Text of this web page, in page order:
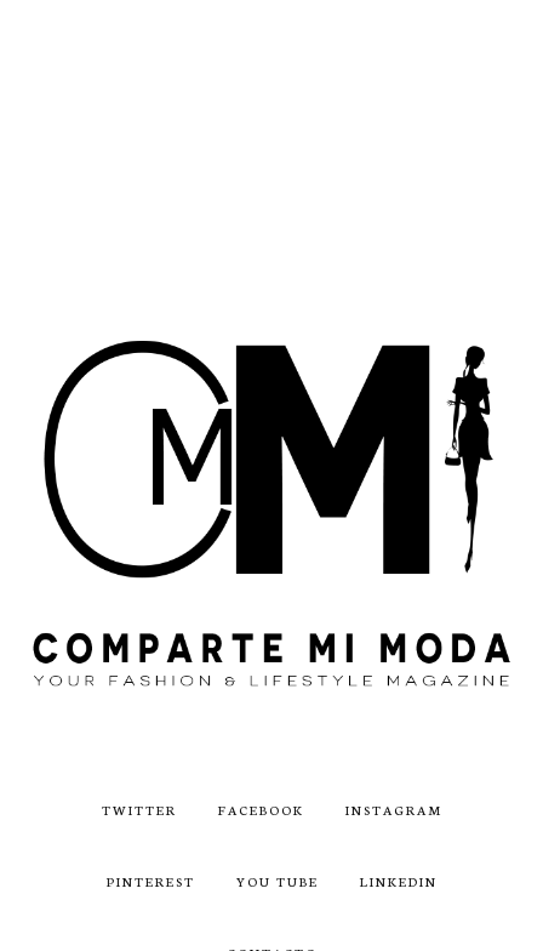
TWITTER FACEBOOK INSTAGRAM
PINTEREST YOU TUBE LINKEDIN